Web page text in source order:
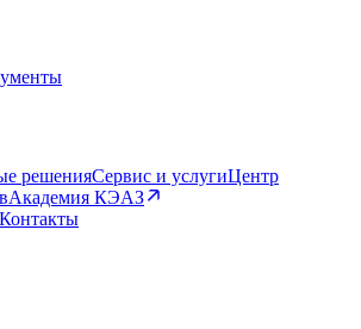
решенияСервис и услугиЦентр
Академия КЭАЗ
Контакты